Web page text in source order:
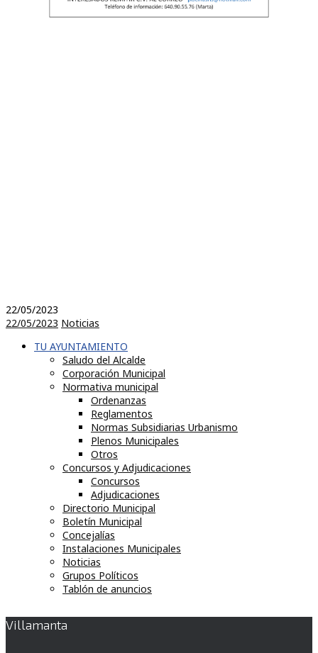
22/05/2023
22/05/2023 Noticias
TU AYUNTAMIENTO
Saludo del Alcalde
Corporación Municipal
Normativa municipal
Ordenanzas
Reglamentos
Normas Subsidiarias Urbanismo
Plenos Municipales
Otros
Concursos y Adjudicaciones
Concursos
Adjudicaciones
Directorio Municipal
Boletín Municipal
Concejalías
Instalaciones Municipales
Noticias
Grupos Políticos
Tablón de anuncios
Villamanta